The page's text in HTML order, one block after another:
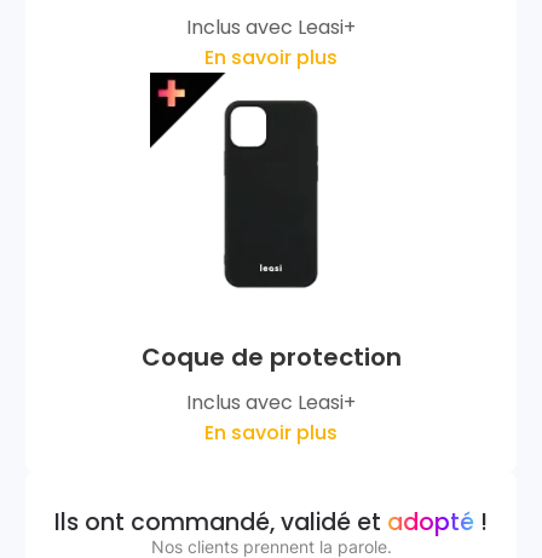
Inclus avec Leasi+
En savoir plus
Coque de protection
Inclus avec Leasi+
En savoir plus
Ils ont commandé, validé et adopté !
Nos clients prennent la parole.